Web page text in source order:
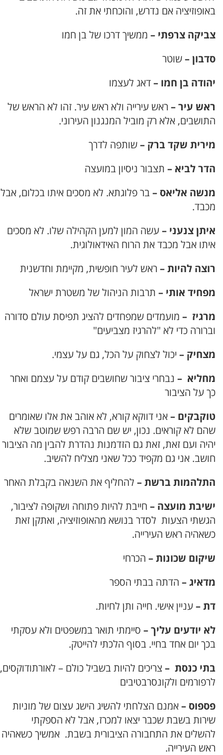
באופוזיציה אם נדרש, והוכחתי את זה.
צביקה צרפתי – ממשיך דרכו של בן חמו
סדבון –שוטר
יהודה בן חמו –דאג לעצמו
ראש עיר – ראש עירייה ולא ראש עיר. זהו לא הראש של
התושבים, אלא רק מוביל המנגנון העירוני.
מירית שקד ברק –שותפה לדרך
הדר לביא – תצבור ניסיון במועצה
מנשה אליאס –בר פלוגתא. לא מסכים איתו בכלום, אבל
מכבד.
איתן צנעני –עשה המון למען הקהילה שלו. לא מסכים
איתו אבל מכבד את הרוח האידאולוגית.
רוצה להיות – ראש לעיר חופשית, מקיימת וחדשנית
מפחיד אותי – תרבות הניהול של משטרת ישראל
מרגיז – מועמדים שמפחדים להציג תפיסת עולם סדורה
וברורה כדי לא "להרגיז מצביעים"
מצחיק – יכול לצחוק על הכל, גם על עצמי.
מחליא – נבחרי ציבור שחושבים קודם על עצמם ואחר
כך על הציבור
טוקבקים –אני דווקא קורא, לא אוהב את אלו שאומרים
שהם לא קוראים. נכון, יש שם הרבה רפש שמוטב שלא
יהיה ועם זאת, זאת גם הזדמנות נהדרת להבין מה הציבור
חושב. אני גם מקפיד ככל שאני מצליח להשיב.
התלהמות ברשת – להחליף את השנאה בקבלת האחר
ישיבת מועצה – חייבת להיות פתוחה ושקופה לציבור,
הגשתי הצעות לסדר בנושא מהאופוזיציה, ואתקן זאת
כשאהיה ראש העירייה.
שיקום שכונות – הכרחי
מדאיג – הדתה בבתי הספר
דת –עניין אישי. חייה ותן לחיות.
לא יודעים עליך – סיימתי תואר במשפטים ולא עסקתי
בכך יום אחד בחיי. בסוף הלכתי להייטק.
בתי כנסת – צריכים להיות בשביל כולם – לאורתודוקסים,
לרפורמים ולקונסרבטיבים
פספוס –אמנם הצלחתי להשיג הישג עצום של מוניות
שירות בשבת שכבר יצאו למכרז, אבל לא הספקתי
להשלים את התחבורה הציבורית בשבת. אמשיך כשאהיה
ראש העירייה.